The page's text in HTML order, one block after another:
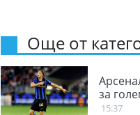
Още от
за
15:37